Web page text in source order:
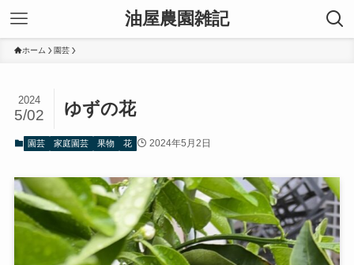
油屋農園雑記
ホーム 園芸
ゆずの花
2024
5/02
園芸 家庭園芸 果物 花 2024年5月2日